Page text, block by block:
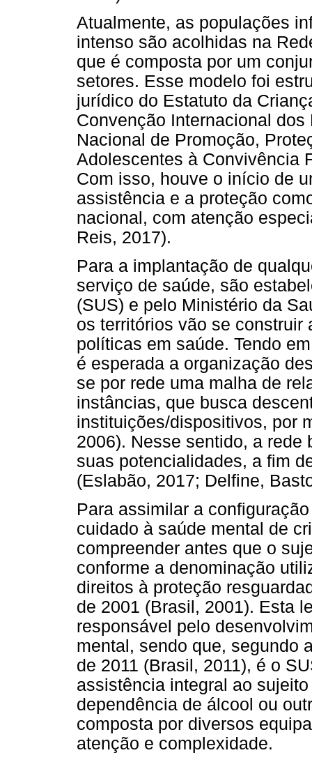
Atualmente, as populações
intenso são acolhidas na
que é composta por um
setores. Esse modelo foi
jurídico do Estatuto da
Convenção Internacional
Nacional de Promoção,
Adolescentes à Convivência
Com isso, houve o início de
assistência e a proteção
nacional, com atenção
Reis, 2017).
Para a implantação de
serviço de saúde, são
(SUS) e pelo Ministério da
os territórios vão se
políticas em saúde. Tendo
é esperada a organização
se por rede uma malha de
instâncias, que busca
instituições/dispositivos, por
2006). Nesse sentido, a
suas potencialidades, a fim
(Eslabão, 2017; Delfine,
Para assimilar a
cuidado à saúde mental de
compreender antes que o
conforme a denominação
direitos à proteção
de 2001 (Brasil, 2001). Esta
responsável pelo
mental, sendo que, segundo
de 2011 (Brasil, 2011), é o
assistência integral ao
dependência de álcool ou
composta por diversos
atenção e complexidade.